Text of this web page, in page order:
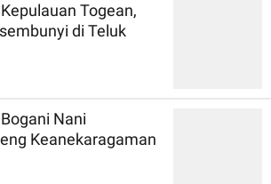
Togean,
di Teluk
Nani
Keanekaragaman